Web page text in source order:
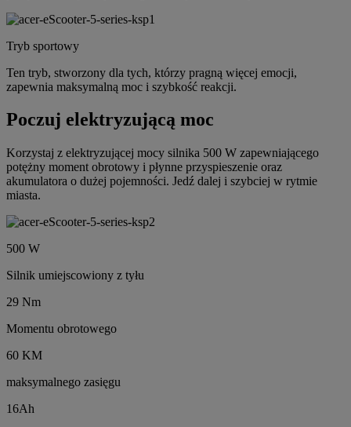
Tryb sportowy
Ten tryb, stworzony dla tych, którzy pragną więcej emocji,
zapewnia maksymalną moc i szybkość reakcji.
Poczuj elektryzującą moc
Korzystaj z elektryzującej mocy silnika 500 W zapewniającego
potężny moment obrotowy i płynne przyspieszenie oraz
akumulatora o dużej pojemności. Jedź dalej i szybciej w rytmie
miasta.
500 W
Silnik umiejscowiony z tyłu
29 Nm
Momentu obrotowego
60 KM
maksymalnego zasięgu
16Ah